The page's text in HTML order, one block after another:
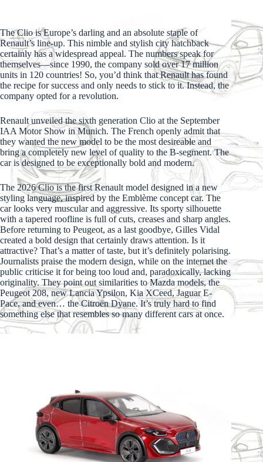
The Clio is Europe’s darling and an absolute staple of
Renault’s line-up. This nimble and stylish city hatchback
certainly has a widespread appeal. The numbers speak for
themselves—since 1990, the company sold over 17 million
units in 120 countries! So, you’d think that Renault has found
the recipe for success and only needs to stick to it. Instead, the
company opted for a revolution.
Renault unveiled the sixth generation Clio at the September
IAA Motor Show in Munich. The French openly admit that
they wanted the new model to be the most desireable and
bring a completely new level of quality to the B-segment. The
car is designed to be exceptionally bold and modern.
The 2026 Clio is the first Renault model designed in a new
styling language, inspired by the Emblème concept car. The
car looks very muscular and aggressive. Its sporty silhouette
with a tapered roofline is full of cuts, creases and sharp angles.
Before returning to Peugeot, as a last goodbye, Gilles Vidal
created a bold design that certainly draws attention. Is it
attractive? That’s a matter of taste, but it’s definitely polarising.
Journalists praise the modern design, while on the internet the
public criticise it for being too loud and, paradoxically, lacking
originality. They point out similarities to Mazda models, the
Peugeot 208, new Lancia Ypsilon, Kia XCeed, Jaguar E-
Pace, and even… the Citroën Dyane. It’s truly hard to find
something else that resembles so many different cars at once.